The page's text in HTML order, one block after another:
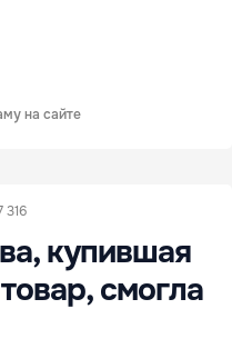
на сайте
316
купившая
смогла